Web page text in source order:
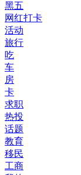
黑五
网红打卡
活动
旅行
吃
车
房
卡
求职
热投
话题
教育
移民
工商